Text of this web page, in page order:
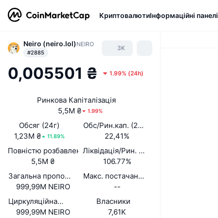
КриптовалютиІнформаційні панелі
Neiro (neiro.lol) NEIRO
#2885
3K
0,005501 ₴ 1.99% (24h)
Ринкова Капіталізація
5,5M ₴
1.99%
Обсяг (24г)
1,23M ₴
11.89%
Обс/Рин.кап. (24 год.)
22,41%
Повністю розбавлена вартість (FDV)
5,5M ₴
Ліквідація/Рин. кап.
106.77%
Загальна пропозиція
999,99M NEIRO
Макс. постачання
--
Циркуляційна пропозиція
999,99M NEIRO
Власники
7,61K